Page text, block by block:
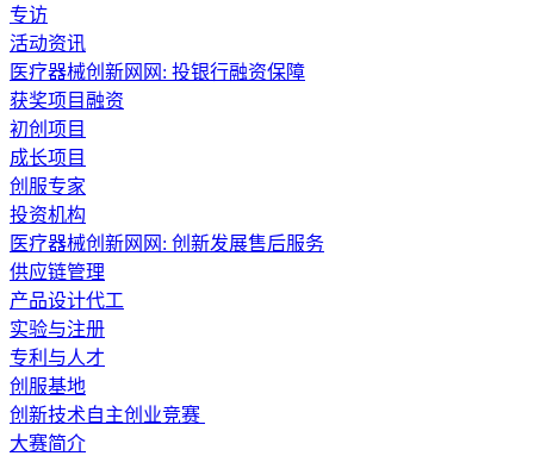
专访
活动资讯
医疗器械创新网网: 投银行融资保障
获奖项目融资
初创项目
成长项目
创服专家
投资机构
医疗器械创新网网: 创新发展售后服务
供应链管理
产品设计代工
实验与注册
专利与人才
创服基地
创新技术自主创业竞赛
大赛简介